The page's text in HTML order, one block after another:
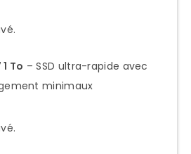
remplacé ou mis à niveau ?
To – SSD ultra-rapide avec
minimaux